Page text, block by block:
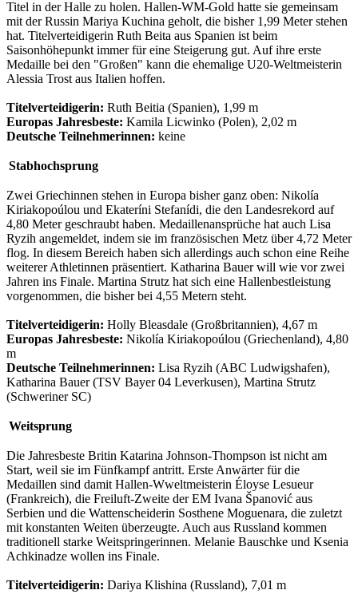
Titel in der Halle zu holen. Hallen-WM-Gold hatte sie gemeinsam
mit der Russin Mariya Kuchina geholt, die bisher 1,99 Meter stehen
hat. Titelverteidigerin Ruth Beita aus Spanien ist beim
Saisonhöhepunkt immer für eine Steigerung gut. Auf ihre erste
Medaille bei den "Großen" kann die ehemalige U20-Weltmeisterin
Alessia Trost aus Italien hoffen.
Titelverteidigerin: Ruth Beitia (Spanien), 1,99 m
Europas Jahresbeste: Kamila Licwinko (Polen), 2,02 m
Deutsche Teilnehmerinnen: keine
Stabhochsprung
Zwei Griechinnen stehen in Europa bisher ganz oben: Nikolía
Kiriakopoúlou und Ekateríni Stefanídi, die den Landesrekord auf
4,80 Meter geschraubt haben. Medaillenansprüche hat auch Lisa
Ryzih angemeldet, indem sie im französischen Metz über 4,72 Meter
flog. In diesem Bereich haben sich allerdings auch schon eine Reihe
weiterer Athletinnen präsentiert. Katharina Bauer will wie vor zwei
Jahren ins Finale. Martina Strutz hat sich eine Hallenbestleistung
vorgenommen, die bisher bei 4,55 Metern steht.
Titelverteidigerin: Holly Bleasdale (Großbritannien), 4,67 m
Europas Jahresbeste: Nikolía Kiriakopoúlou (Griechenland), 4,80
m
Deutsche Teilnehmerinnen: Lisa Ryzih (ABC Ludwigshafen),
Katharina Bauer (TSV Bayer 04 Leverkusen), Martina Strutz
(Schweriner SC)
Weitsprung
Die Jahresbeste Britin Katarina Johnson-Thompson ist nicht am
Start, weil sie im Fünfkampf antritt. Erste Anwärter für die
Medaillen sind damit Hallen-Wweltmeisterin Éloyse Lesueur
(Frankreich), die Freiluft-Zweite der EM Ivana Španović aus
Serbien und die Wattenscheiderin Sosthene Moguenara, die zuletzt
mit konstanten Weiten überzeugte. Auch aus Russland kommen
traditionell starke Weitspringerinnen. Melanie Bauschke und Ksenia
Achkinadze wollen ins Finale.
Titelverteidigerin: Dariya Klishina (Russland), 7,01 m